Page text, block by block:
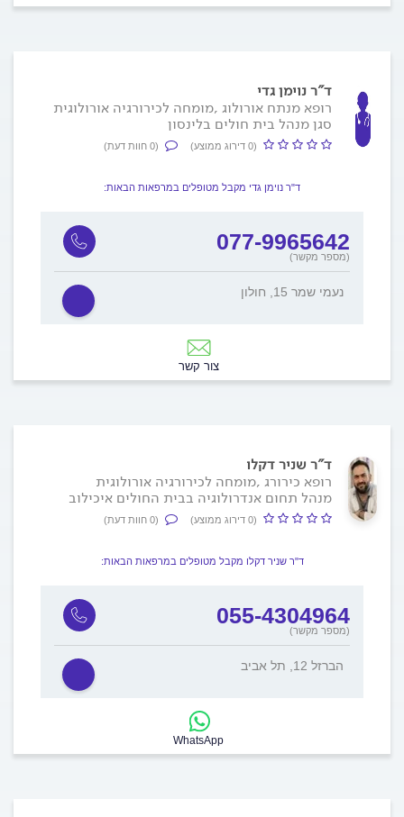
ד"ר נוימן גדי
רופא מנתח אורולוג ,מומחה לכירורגיה אורולוגית
סגן מנהל בית חולים בלינסון
(0 דירוג ממוצע) (0 חוות דעת)
ד"ר נוימן גדי מקבל מטופלים במרפאות הבאות:
077-9965642
(מספר מקשר)
נעמי שמר 15, חולון
צור קשר
ד"ר שניר דקלו
רופא כירורג ,מומחה לכירורגיה אורולוגית
מנהל תחום אנדרולוגיה בבית החולים איכילוב
(0 דירוג ממוצע) (0 חוות דעת)
ד"ר שניר דקלו מקבל מטופלים במרפאות הבאות:
055-4304964
(מספר מקשר)
הברזל 12, תל אביב
WhatsApp